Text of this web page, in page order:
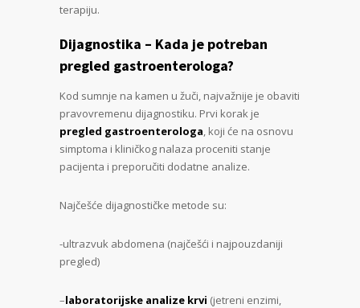
terapiju.
Dijagnostika – Kada je potreban
pregled gastroenterologa?
Kod sumnje na kamen u žuči, najvažnije je obaviti
pravovremenu dijagnostiku. Prvi korak je
pregled gastroenterologa, koji će na osnovu
simptoma i kliničkog nalaza proceniti stanje
pacijenta i preporučiti dodatne analize.
Najčešće dijagnostičke metode su:
-ultrazvuk abdomena (najčešći i najpouzdaniji
pregled)
–laboratorijske analize krvi (jetreni enzimi,